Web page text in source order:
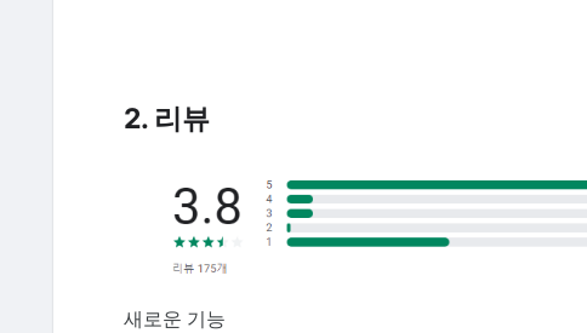
2. 리뷰
새로운 기능